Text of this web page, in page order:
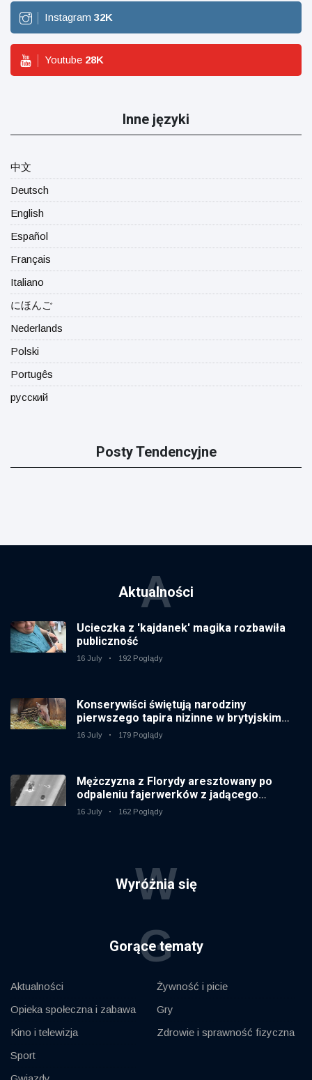
Instagram 32K
Youtube 28K
Inne języki
中文
Deutsch
English
Español
Français
Italiano
にほんご
Nederlands
Polski
Portugês
русский
Posty Tendencyjne
Aktualności
A
Ucieczka z 'kajdanek' magika rozbawiła
publiczność
16 July 192 Poglądy
Konserywiści świętują narodziny
pierwszego tapira nizinne w brytyjskim
zoo od 14 lat
16 July 179 Poglądy
Mężczyzna z Florydy aresztowany po
odpaleniu fajerwerków z jadącego
samochodu
16 July 162 Poglądy
Wyróżnia się
W
Gorące tematy
G
Aktualności
Opieka społeczna i zabawa
Kino i telewizja
Sport
Żywność i picie
Gry
Zdrowie i sprawność fizyczna